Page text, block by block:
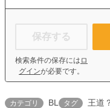
保存する
検索条件の保存には ロ
グインが必要です。
カテゴリ BL タグ 王道